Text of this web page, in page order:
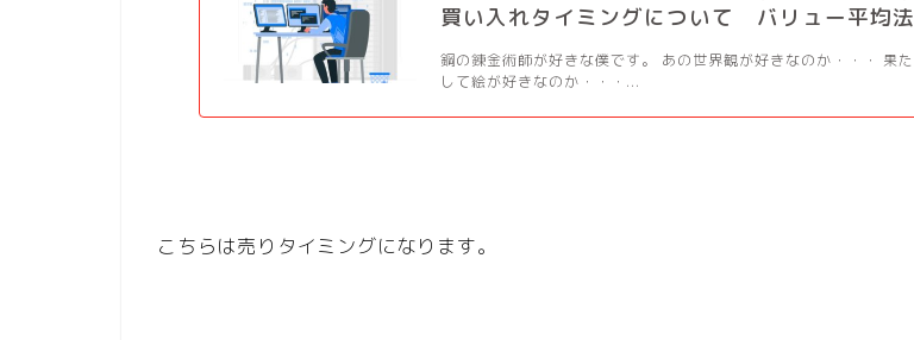
買い入れタイミングについて バリュー平均法
鋼の錬金術師が好きな僕です。 あの世界観が好きなのか・・・ 果た
して絵が好きなのか・・・...
こちらは売りタイミングになります。